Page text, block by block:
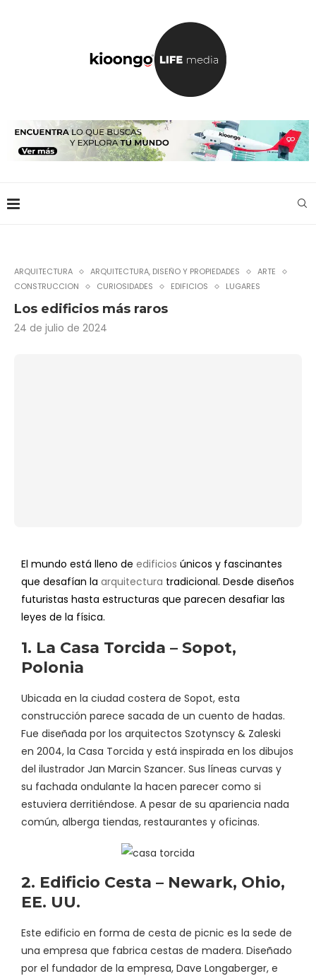
ARQUITECTURA ARQUITECTURA, DISEÑO Y PROPIEDADES
ARTE
CONSTRUCCION
CURIOSIDADES EDIFICIOS LUGARES
Los edificios más raros
24 de julio de 2024
El mundo está lleno de edificios únicos y fascinantes
que desafían la arquitectura tradicional. Desde diseños
futuristas hasta estructuras que parecen desafiar las
leyes de la física.
1. La Casa Torcida – Sopot,
Polonia
Ubicada en la ciudad costera de Sopot, esta
construcción parece sacada de un cuento de hadas.
Fue diseñada por los arquitectos Szotynscy & Zaleski
en 2004, la Casa Torcida y está inspirada en los dibujos
del ilustrador Jan Marcin Szancer. Sus líneas curvas y
su fachada ondulante la hacen parecer como si
estuviera derritiéndose. A pesar de su apariencia nada
común, alberga tiendas, restaurantes y oficinas.
2. Edificio Cesta – Newark, Ohio,
EE. UU.
Este edificio en forma de cesta de picnic es la sede de
una empresa que fabrica cestas de madera. Diseñado
por el fundador de la empresa, Dave Longaberger, e